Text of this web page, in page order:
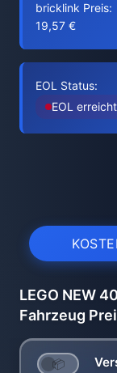
bricklink Preis:
19,57 €
EOL Status:
EOL erreicht
LEGO NEW
Fahrzeug